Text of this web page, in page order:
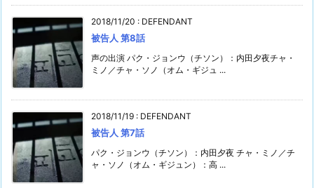
2018/11/20 : DEFENDANT
被告人 第8話
声の出演 パク・ジョンウ（チソン）：内田夕夜チャ・
ミノ／チャ・ソノ（オム・ギジュ ...
2018/11/19 : DEFENDANT
被告人 第7話
パク・ジョンウ（チソン）：内田夕夜 チャ・ミノ／チ
ャ・ソノ（オム・ギジュン）：高 ...